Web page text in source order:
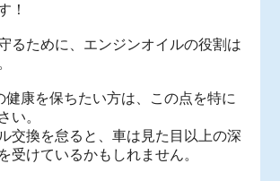
！
るために、エンジンオイルの役割は
健康を保ちたい方は、この点を特に
い。
交換を怠ると、車は見た目以上の深
受けているかもしれません。